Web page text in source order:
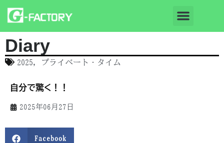
Diary
2025, プライベート・タイム
自分で驚く！！
2025年06月27日
Facebook